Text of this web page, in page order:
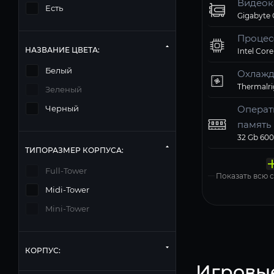
Intel
память
Windows
Показать всю
Есть
НАЗВАНИЕ ЦВЕТА:
Белый
Зеленый
Черный
ТИПОРАЗМЕР КОРПУСА:
Full-Tower
Midi-Tower
Mini-Tower
КОРПУС: